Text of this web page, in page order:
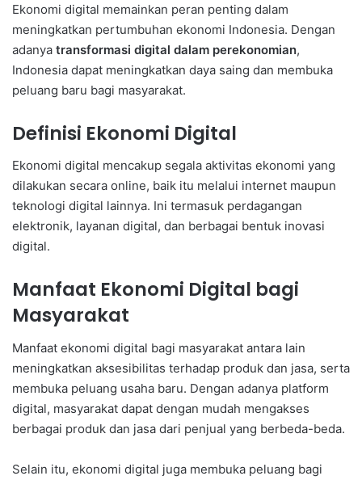
Ekonomi digital memainkan peran penting dalam
meningkatkan pertumbuhan ekonomi Indonesia. Dengan
adanya transformasi digital dalam perekonomian,
Indonesia dapat meningkatkan daya saing dan membuka
peluang baru bagi masyarakat.
Definisi Ekonomi Digital
Ekonomi digital mencakup segala aktivitas ekonomi yang
dilakukan secara online, baik itu melalui internet maupun
teknologi digital lainnya. Ini termasuk perdagangan
elektronik, layanan digital, dan berbagai bentuk inovasi
digital.
Manfaat Ekonomi Digital bagi
Masyarakat
Manfaat ekonomi digital bagi masyarakat antara lain
meningkatkan aksesibilitas terhadap produk dan jasa, serta
membuka peluang usaha baru. Dengan adanya platform
digital, masyarakat dapat dengan mudah mengakses
berbagai produk dan jasa dari penjual yang berbeda-beda.
Selain itu, ekonomi digital juga membuka peluang bagi